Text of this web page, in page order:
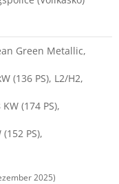
Green Metallic,
(136 PS), L2/H2,
(174 PS),
PS),
2025)